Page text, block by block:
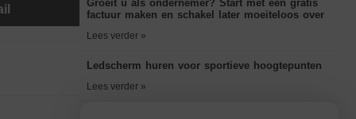
Groeit u als ondernemer? Start met een gratis
factuur maken en schakel later moeiteloos over
Lees verder »
Ledscherm huren voor sportieve hoogtepunten
Lees verder »